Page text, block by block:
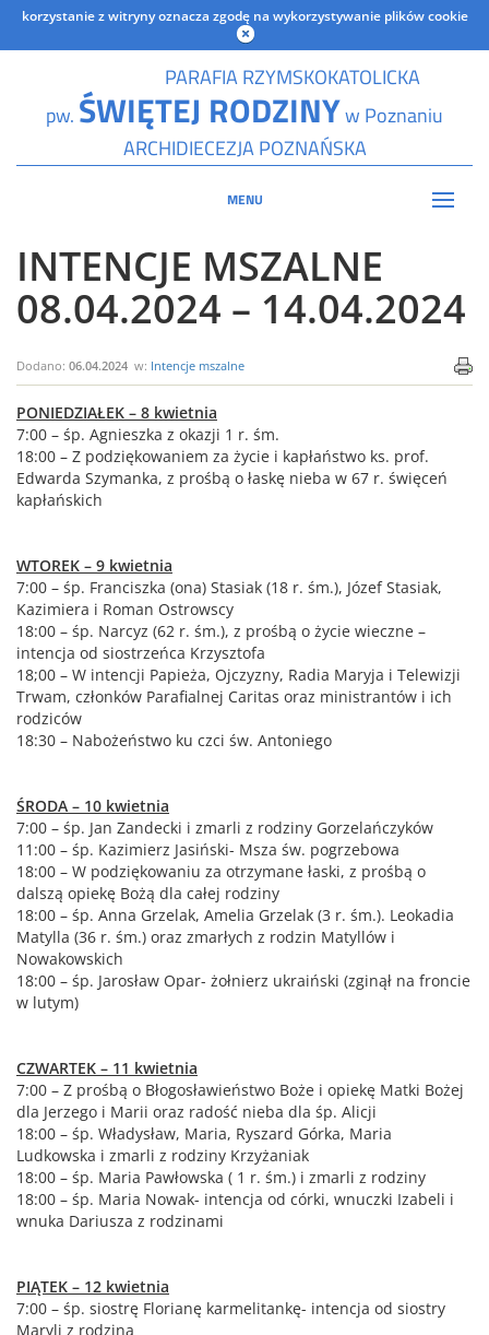
korzystanie z witryny oznacza zgodę na wykorzystywanie plików cookie
PARAFIA RZYMSKOKATOLICKA
pw. ŚWIĘTEJ RODZINYw Poznaniu
ARCHIDIECEZJA POZNAŃSKA
MENU
INTENCJE MSZALNE
08.04.2024 – 14.04.2024
Dodano: 06.04.2024 w: Intencje mszalne
PONIEDZIAŁEK – 8 kwietnia
7:00 – śp. Agnieszka z okazji 1 r. śm.
18:00 – Z podziękowaniem za życie i kapłaństwo ks. prof.
Edwarda Szymanka, z prośbą o łaskę nieba w 67 r. święceń
kapłańskich
WTOREK – 9 kwietnia
7:00 – śp. Franciszka (ona) Stasiak (18 r. śm.), Józef Stasiak,
Kazimiera i Roman Ostrowscy
18:00 – śp. Narcyz (62 r. śm.), z prośbą o życie wieczne –
intencja od siostrzeńca Krzysztofa
18;00 – W intencji Papieża, Ojczyzny, Radia Maryja i Telewizji
Trwam, członków Parafialnej Caritas oraz ministrantów i ich
rodziców
18:30 – Nabożeństwo ku czci św. Antoniego
ŚRODA – 10 kwietnia
7:00 – śp. Jan Zandecki i zmarli z rodziny Gorzelańczyków
11:00 – śp. Kazimierz Jasiński- Msza św. pogrzebowa
18:00 – W podziękowaniu za otrzymane łaski, z prośbą o
dalszą opiekę Bożą dla całej rodziny
18:00 – śp. Anna Grzelak, Amelia Grzelak (3 r. śm.). Leokadia
Matylla (36 r. śm.) oraz zmarłych z rodzin Matyllów i
Nowakowskich
18:00 – śp. Jarosław Opar- żołnierz ukraiński (zginął na froncie
w lutym)
CZWARTEK – 11 kwietnia
7:00 – Z prośbą o Błogosławieństwo Boże i opiekę Matki Bożej
dla Jerzego i Marii oraz radość nieba dla śp. Alicji
18:00 – śp. Władysław, Maria, Ryszard Górka, Maria
Ludkowska i zmarli z rodziny Krzyżaniak
18:00 – śp. Maria Pawłowska ( 1 r. śm.) i zmarli z rodziny
18:00 – śp. Maria Nowak- intencja od córki, wnuczki Izabeli i
wnuka Dariusza z rodzinami
PIĄTEK – 12 kwietnia
7:00 – śp. siostrę Florianę karmelitankę- intencja od siostry
Maryli z rodziną